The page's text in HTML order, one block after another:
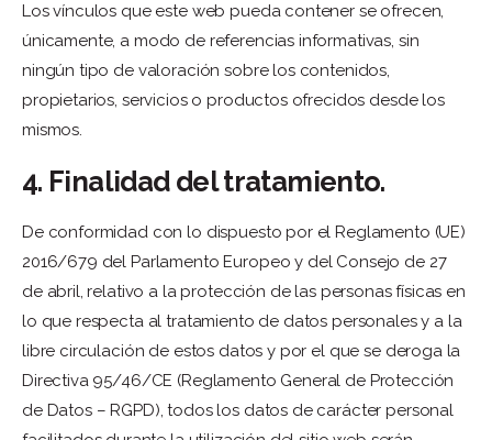
Los vínculos que este web pueda contener se ofrecen,
únicamente, a modo de referencias informativas, sin
ningún tipo de valoración sobre los contenidos,
propietarios, servicios o productos ofrecidos desde los
mismos.
4. Finalidad del tratamiento.
De conformidad con lo dispuesto por el Reglamento (UE)
2016/679 del Parlamento Europeo y del Consejo de 27
de abril, relativo a la protección de las personas físicas en
lo que respecta al tratamiento de datos personales y a la
libre circulación de estos datos y por el que se deroga la
Directiva 95/46/CE (Reglamento General de Protección
de Datos – RGPD), todos los datos de carácter personal